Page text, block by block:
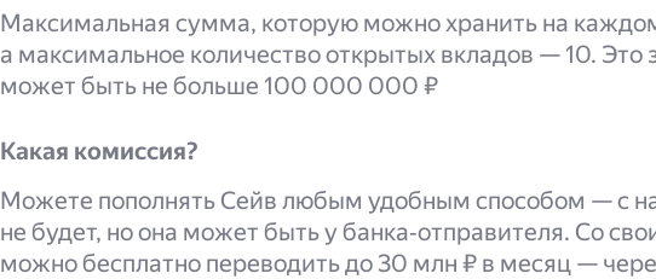
Максимальная сумма, которую можно хранить на
а максимальное количество открытых вкладов — 10. Это
может быть не больше 100 000 000 ₽
Какая комиссия?
Можете пополнять Сейв любым удобным способом — с
не будет, но она может быть у банка‑отправителя. Со
можно бесплатно переводить до 30 млн ₽ в месяц —